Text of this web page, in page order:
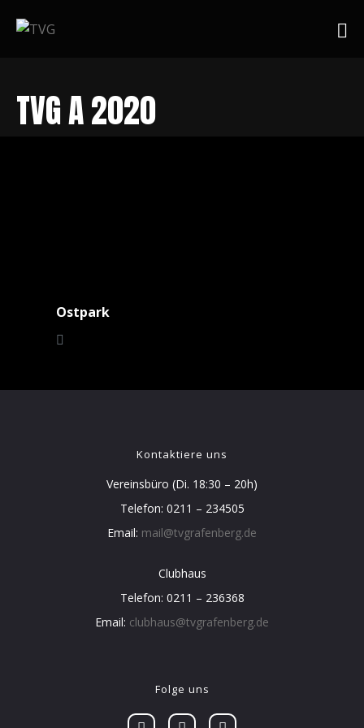
TVG A 2020
Ostpark
Kontaktiere uns
Vereinsbüro (Di. 18:30 – 20h)
Telefon: 0211 – 234505
Email: mail@tvgrafenberg.de
Clubhaus
Telefon: 0211 – 236368
Email: clubhaus@tvgrafenberg.de
Folge uns